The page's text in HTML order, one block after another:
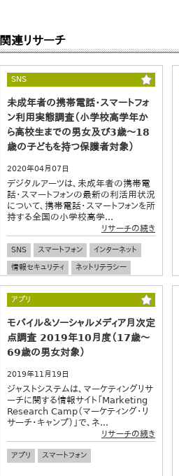
関連リサーチ
SNS
未成年者の携帯電話・スマートフォ
ン利用実態調査（小学校高学年か
ら高校生までの男女及び3歳～18
歳の子どもを持つ保護者対象）
2020年04月07日
デジタルアーツは、未成年者の携帯電
話・スマートフォンの最新の利活用状況
について、携帯電話・スマートフォンを所
持する全国の小学校高学...
リサーチの続き
SNS スマートフォン
インターネット
情報セキュリティ
ネットリテラシー
子育て
小学生 中学生
高校生
親子
コミュニケーション
アプリ
モバイル＆ソーシャルメディア月次定
点調査 2019年10月度（17歳～
69歳の男女対象）
2019年11月19日
ジャストシステムは、マーケティングリサ
ーチに関する情報サイト「Marketing
Research Camp（マーケティング・リ
サーチ・キャンプ）」で、ネ...
リサーチの続き
アプリ スマートフォン